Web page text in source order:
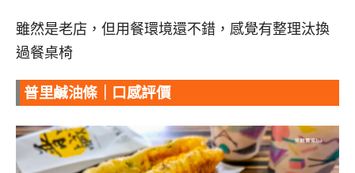
雖然是老店，但用餐環境還不錯，感覺有整理汰換
過餐桌椅
普里鹹油條｜口感評價